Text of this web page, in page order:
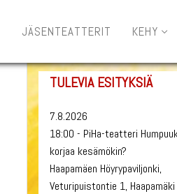
JÄSENTEATTERIT KEHY
Hae:
TULEVIA ESITYKSIÄ
7.8.2026
18:00 - PiHa-teatteri
korjaa kesämökin?
Haapamäen Höyrypaviljonki,
Veturipuistontie 1, Haapamäki